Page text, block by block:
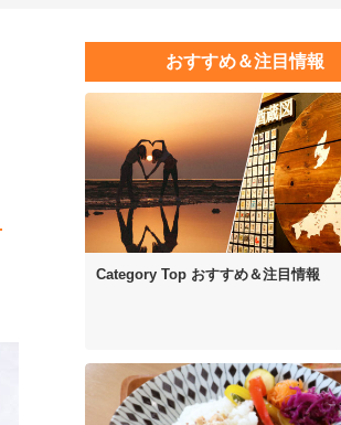
おすすめ＆注目情報
Category Top おすすめ＆注目情報